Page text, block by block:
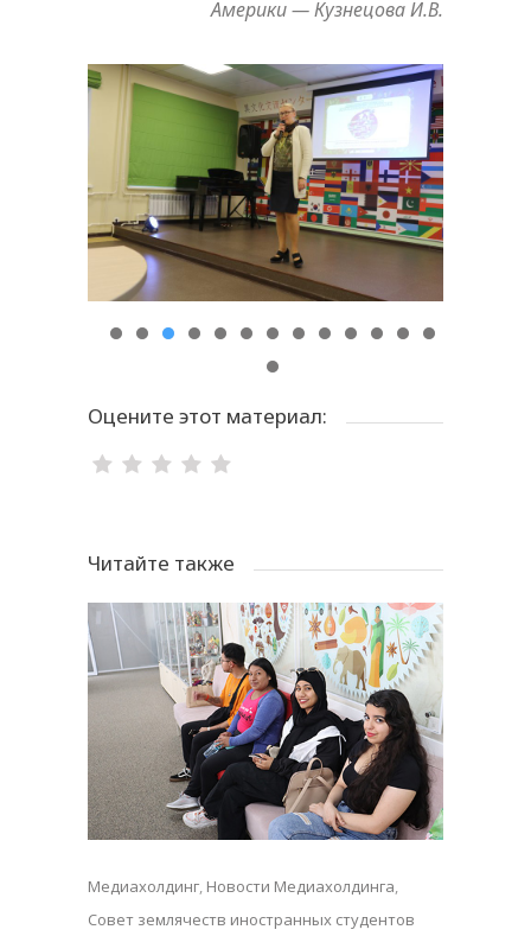
Америки — Кузнецова И.В.
Оцените этот материал:
Читайте также
Медиахолдинг, Новости Медиахолдинга,
Совет землячеств иностранных студентов